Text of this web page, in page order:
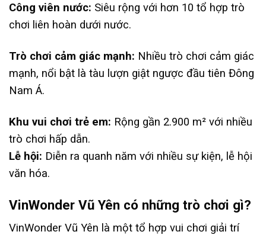
Công viên nước: Siêu rộng với hơn 10 tổ hợp trò
chơi liên hoàn dưới nước.
Trò chơi cảm giác mạnh: Nhiều trò chơi cảm giác
mạnh, nổi bật là tàu lượn giật ngược đầu tiên Đông
Nam Á.
Khu vui chơi trẻ em: Rộng gần 2.900 m² với nhiều
trò chơi hấp dẫn.
Lễ hội: Diễn ra quanh năm với nhiều sự kiện, lễ hội
văn hóa.
VinWonder Vũ Yên có những trò chơi gì?
VinWonder Vũ Yên là một tổ hợp vui chơi giải trí